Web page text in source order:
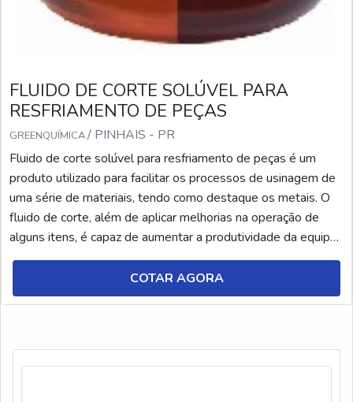
FLUIDO DE CORTE SOLÚVEL PARA
RESFRIAMENTO DE PEÇAS
GREENQUÍMICA/ PINHAIS - PR
Fluido de corte solúvel para resfriamento de peças é um
produto utilizado para facilitar os processos de usinagem de
uma série de materiais, tendo como destaque os metais. O
fluido de corte, além de aplicar melhorias na operação de
alguns itens, é capaz de aumentar a produtividade da equipe
e tornar o ambiente de trabalho mais organizado e
higienizado. No entanto, é fundamental conhecer cada tipo de
fluido de corte e suas respectivas ap...
COTAR AGORA